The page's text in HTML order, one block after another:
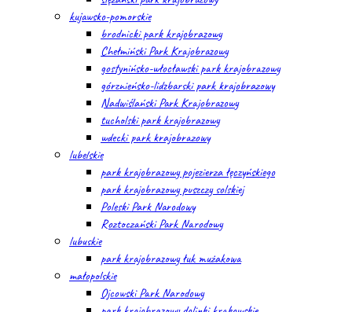
kujawsko-pomorskie
brodnicki park krajobrazowy
Chełmiński Park Krajobrazowy
gostynińsko-włocławski park krajobrazowy
górznieńsko-lidzbarski park krajobrazowy
Nadwiślański Park Krajobrazowy
tucholski park krajobrazowy
wdecki park krajobrazowy
lubelskie
park krajobrazowy pojezierza łęczyńskiego
park krajobrazowy puszczy solskiej
Poleski Park Narodowy
Roztoczański Park Narodowy
lubuskie
park krajobrazowy łuk mużakowa
małopolskie
Ojcowski Park Narodowy